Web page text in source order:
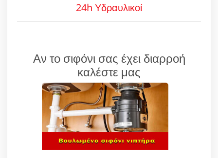
24h Υδραυλικοί
Αν το σιφόνι σας έχει διαρροή
καλέστε μας